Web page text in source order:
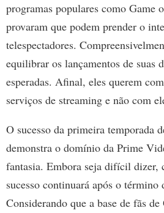
programas populares como Game
provaram que podem prender o
telespectadores.
equilibrar os lançamentos de suas
esperadas. Afinal, eles querem
serviços de streaming e não com
O sucesso da primeira temporada
demonstra o domínio da Prime
fantasia. Embora seja difícil dizer,
sucesso continuará após o
Considerando que a base de fãs